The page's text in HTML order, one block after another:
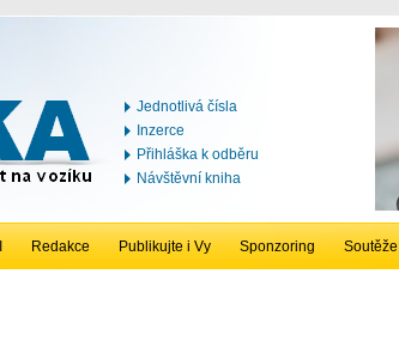
Jednotlivá čísla
Inzerce
Přihláška k odběru
Návštěvní kniha
Redakce Publikujte i Vy Sponzoring Soutěže